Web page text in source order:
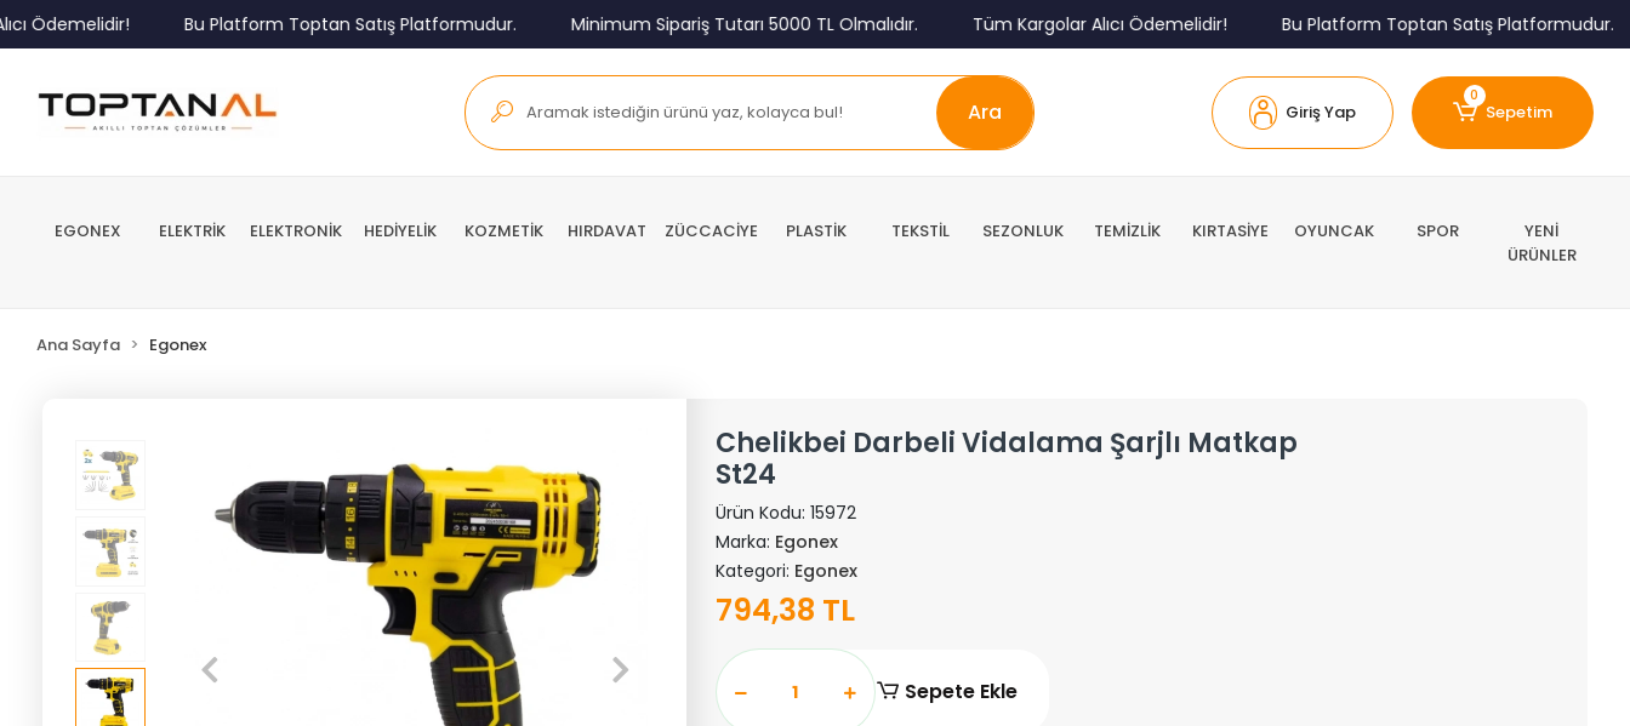
Bu Platform Toptan Satış Platformudur. Minimum Sipariş Tutarı 5000 TL Olmalıdır. Tüm Kargolar Alıcı Ödemelidir! Bu Platform Toptan Satış Platformudur.
Ara Giriş Yap
0
Sepetim
EGONEX ELEKTRİK ELEKTRONİK HEDİYELİK KOZMETİK HIRDAVAT ZÜCCACİYE PLASTİK TEKSTİL SEZONLUK TEMİZLİK KIRTASİYE OYUNCAK SPOR
YENİ
ÜRÜNLER
Ana Sayfa Egonex
Chelikbei Darbeli Vidalama Şarjlı Matkap
St24
Ürün Kodu: 15972
Marka: Egonex
Kategori: Egonex
794,38 TL
Sepete Ekle